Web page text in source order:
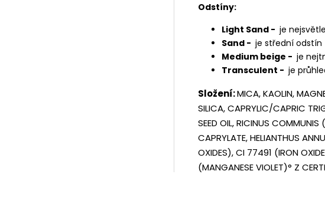
Odstíny:
Light Sand - je
Sand - je střední odstín
Medium beige - je
Transculent - je
Složení:MICA, KAOLIN,
SILICA, CAPRYLIC/CAPRIC
SEED OIL, RICINUS
CAPRYLATE, HELIANTHUS
OXIDES), CI 77491 (IRON
(MANGANESE VIOLET)° Z